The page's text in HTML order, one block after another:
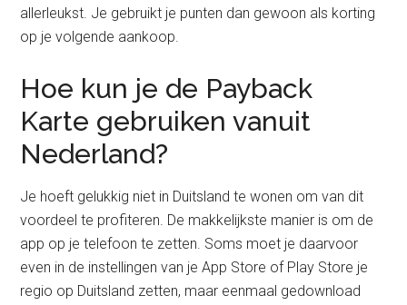
allerleukst. Je gebruikt je punten dan gewoon als korting
op je volgende aankoop.
Hoe kun je de Payback
Karte gebruiken vanuit
Nederland?
Je hoeft gelukkig niet in Duitsland te wonen om van dit
voordeel te profiteren. De makkelijkste manier is om de
app op je telefoon te zetten. Soms moet je daarvoor
even in de instellingen van je App Store of Play Store je
regio op Duitsland zetten, maar eenmaal gedownload